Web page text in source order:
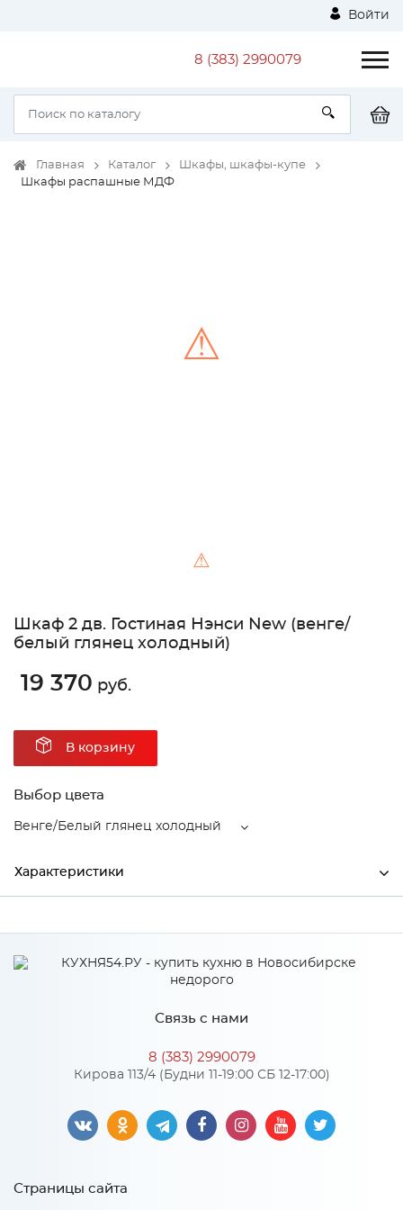
Войти
8 (383) 2990079
Главная Каталог
Шкафы, шкафы-купе
Шкафы распашные МДФ
⚠
⚠
Шкаф 2 дв. Гостиная Нэнси New (венге/
белый глянец холодный)
19 370 руб.
В корзину
Выбор цвета
Венге/Белый глянец холодный
Характеристики
Венге/Белый глянец
холодный
ЛДСП
Материал 2: МДФ
Количество упаковок: 3
Связь с нами
8 (383) 2990079
Кирова 113/4 (Будни 11-19:00 СБ 12-17:00)
Страницы сайта